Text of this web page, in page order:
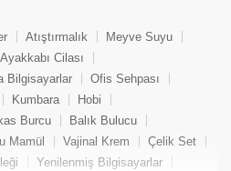
Atıştırmalık
Meyve Suyu
Ayakkabı Cilası
Bilgisayarlar
Ofis Sehpası
Kumbara
Hobi
Burcu
Balık Bulucu
Mamül Vajinal Krem
Çelik Set
Yenilenmiş Bilgisayarlar